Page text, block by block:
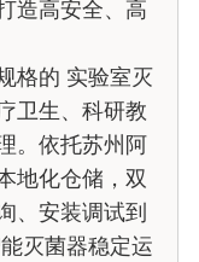
造高安全、高
格的 实验室灭
卫生、科研教
。依托苏州阿
地化仓储，双
、安装调试到
灭菌器稳定运